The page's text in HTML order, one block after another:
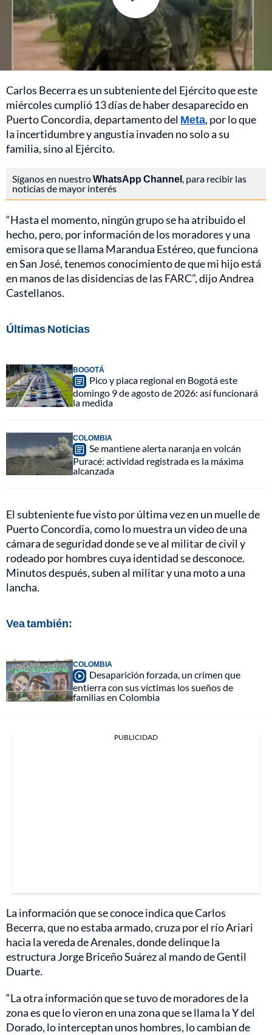
Carlos Becerra es un subteniente del Ejército que este
miércoles cumplió 13 días de haber desaparecido en
Puerto Concordia, departamento del Meta, por lo que
la incertidumbre y angustia invaden no solo a su
familia, sino al Ejército.
Síganos en nuestroWhatsApp Channel , para recibir las
noticias de mayor interés
“Hasta el momento, ningún grupo se ha atribuido el
hecho, pero, por información de los moradores y una
emisora que se llama Marandua Estéreo, que funciona
en San José, tenemos conocimiento de que mi hijo está
en manos de las disidencias de las FARC”, dijo Andrea
Castellanos.
Últimas Noticias
BOGOTÁ
Pico y placa regional en Bogotá este
domingo 9 de agosto de 2026: así funcionará
la medida
COLOMBIA
Se mantiene alerta naranja en volcán
Puracé: actividad registrada es la máxima
alcanzada
El subteniente fue visto por última vez en un muelle de
Puerto Concordia, como lo muestra un video de una
cámara de seguridad donde se ve al militar de civil y
rodeado por hombres cuya identidad se desconoce.
Minutos después, suben al militar y una moto a una
lancha.
Vea también:
COLOMBIA
Desaparición forzada, un crimen que
entierra con sus víctimas los sueños de
familias en Colombia
PUBLICIDAD
La información que se conoce indica que Carlos
Becerra, que no estaba armado, cruza por el río Ariari
hacia la vereda de Arenales, donde delinque la
estructura Jorge Briceño Suárez al mando de Gentil
Duarte.
“La otra información que se tuvo de moradores de la
zona es que lo vieron en una zona que se llama la Y del
Dorado, lo interceptan unos hombres, lo cambian de